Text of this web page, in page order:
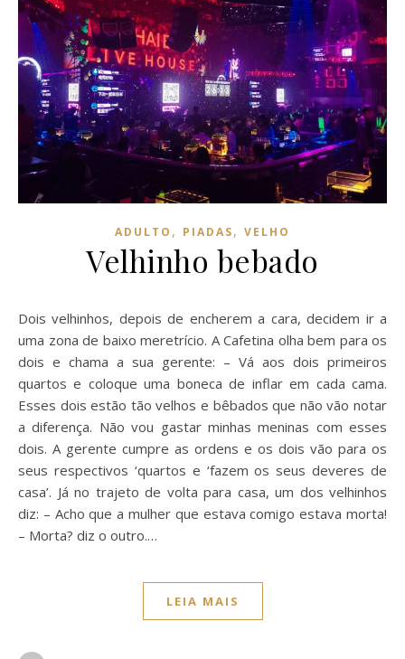
ADULTO , PIADAS, VELHO
Velhinho bebado
Dois velhinhos, depois de encherem a cara, decidem ir a
uma zona de baixo meretrício. A Cafetina olha bem para os
dois e chama a sua gerente: – Vá aos dois primeiros
quartos e coloque uma boneca de inflar em cada cama.
Esses dois estão tão velhos e bêbados que não vão notar
a diferença. Não vou gastar minhas meninas com esses
dois. A gerente cumpre as ordens e os dois vão para os
seus respectivos ‘quartos e ‘fazem os seus deveres de
casa’. Já no trajeto de volta para casa, um dos velhinhos
diz: – Acho que a mulher que estava comigo estava morta!
– Morta? diz o outro.…
LEIA MAIS